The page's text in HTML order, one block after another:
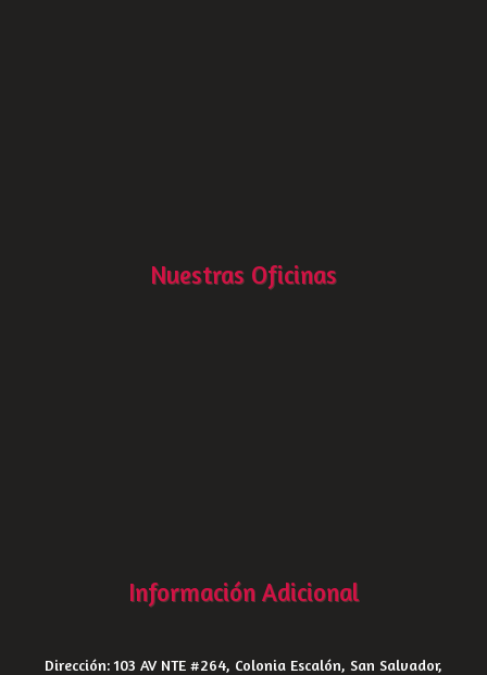
Nuestras Oficinas
Información Adicional
Dirección: 103 AV NTE #264, Colonia Escalón, San Salvador,